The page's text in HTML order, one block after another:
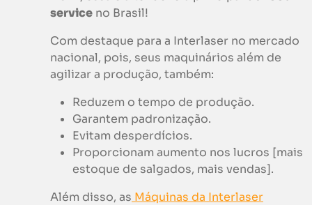
service no Brasil!
Com destaque para a Interlaser no mercado
nacional, pois, seus maquinários além de
agilizar a produção, também:
Reduzem o tempo de produção.
Garantem padronização.
Evitam desperdícios.
Proporcionam aumento nos lucros [mais
estoque de salgados, mais vendas].
Além disso, as Máquinas da Interlaser